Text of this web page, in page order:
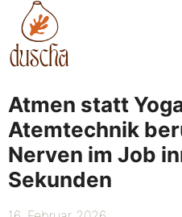
Zum
Inhalt
springen
Atmen statt
Atemtechnik
Nerven im Job
Sekunden